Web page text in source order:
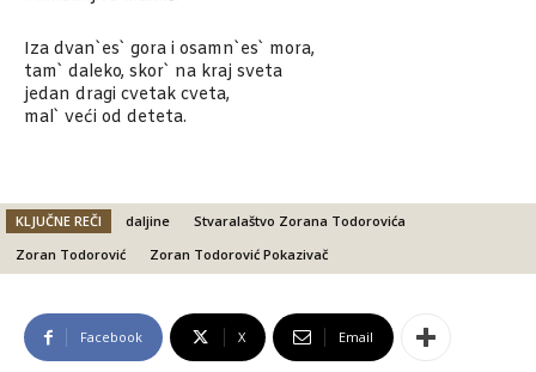
Iza dvan`es` gora i osamn`es` mora,
tam` daleko, skor` na kraj sveta
jedan dragi cvetak cveta,
mal` veći od deteta.
KLJUČNE REČI daljine
Stvaralaštvo Zorana Todorovića
Zoran Todorović
Zoran Todorović Pokazivač
Facebook X Email